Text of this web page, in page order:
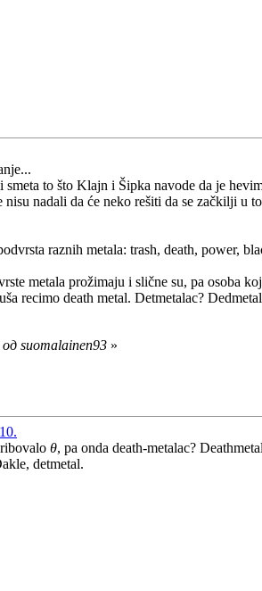
to što Klajn i Šipka navode da je
nadali da će neko rešiti da se začkilji u
raznih metala: trash, death, power,
metala prožimaju i slične su, pa osoba
recimo death metal. Detmetalac?
suomalainen93 »
θ, pa onda death-metalac?
detmetal.